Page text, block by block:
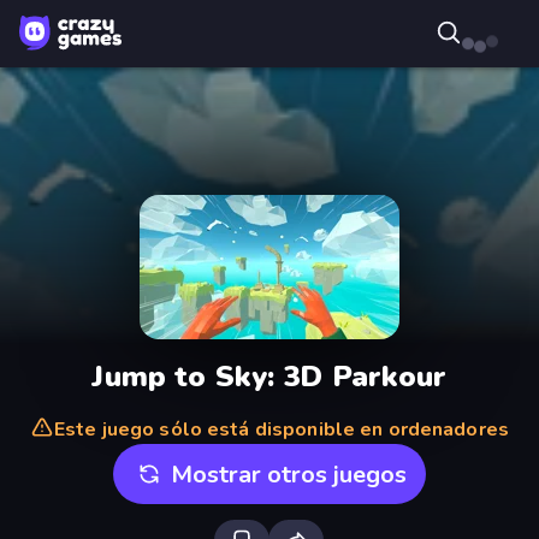
Jump to Sky: 3D Parkour
Este juego sólo está disponible en ordenadores
Mostrar otros juegos